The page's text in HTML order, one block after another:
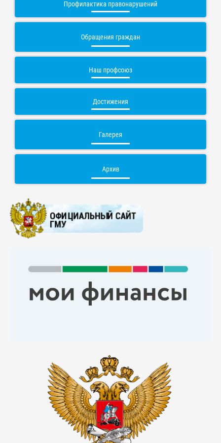
Профилактика правонарушений
Обращения граждан
Наш профсоюз
Достижения
Галерея
Архив